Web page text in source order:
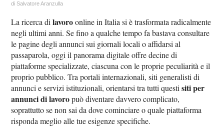
diSalvatore Aranzulla
La ricerca dilavoroonline in Italia si è trasformata radicalmente
negli ultimi anni. Se fino a qualche tempo fa bastava consultare
le pagine degli annunci sui giornali locali o affidarsi al
passaparola, oggi il panorama digitale offre decine di
piattaforme specializzate, ciascuna con le proprie peculiarità e il
proprio pubblico. Tra portali internazionali, siti generalisti di
annunci e servizi istituzionali, orientarsi tra tutti questisiti per
annunci di lavoropuò diventare davvero complicato,
soprattutto se non sai da dove cominciare o quale piattaforma
risponda meglio alle tue esigenze specifiche.